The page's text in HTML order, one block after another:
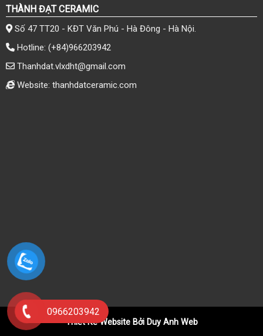
THÀNH ĐẠT CERAMIC
Số 47 TT20 - KĐT Văn Phú - Hà Đông - Hà Nội.
Hotline: (+84)966203942
Thanhdat.vlxdht@gmail.com
Website: thanhdatceramic.com
0966203942
Thiết Kế Website Bởi Duy Anh Web